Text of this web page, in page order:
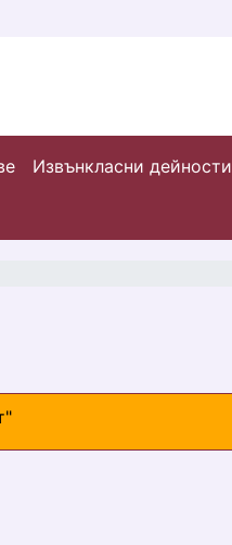
Извънкласни дейности